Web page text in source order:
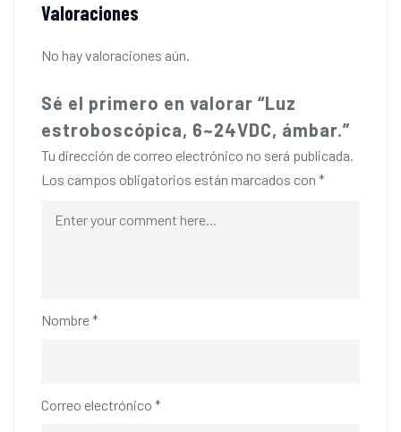
Valoraciones
No hay valoraciones aún.
Sé el primero en valorar “Luz
estroboscópica, 6~24VDC, ámbar.”
Tu dirección de correo electrónico no será publicada.
Los campos obligatorios están marcados con *
Nombre*
Correo electrónico *